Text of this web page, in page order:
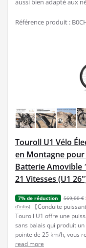
aussi bien adapté aux
Référence produit :
Touroll U1 Vélo
en Montagne pour
Batterie Amovible
21 Vitesses (U1
7% de réduction 569,00 €
d’infos)
【Conduite
Touroll U1 offre une
sans balais qui produit
pointe de 25 km/h, vous
read more